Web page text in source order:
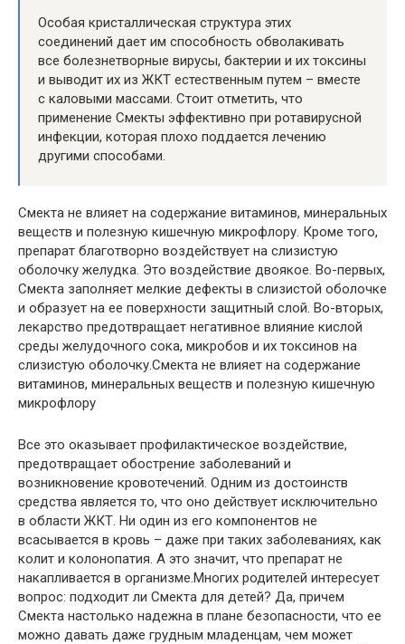
Особая кристаллическая структура этих
соединений дает им способность обволакивать
все болезнетворные вирусы, бактерии и их токсины
и выводит их из ЖКТ естественным путем – вместе
с каловыми массами. Стоит отметить, что
применение Смекты эффективно при ротавирусной
инфекции, которая плохо поддается лечению
другими способами.
Смекта не влияет на содержание витаминов, минеральных
веществ и полезную кишечную микрофлору. Кроме того,
препарат благотворно воздействует на слизистую
оболочку желудка. Это воздействие двоякое. Во-первых,
Смекта заполняет мелкие дефекты в слизистой оболочке
и образует на ее поверхности защитный слой. Во-вторых,
лекарство предотвращает негативное влияние кислой
среды желудочного сока, микробов и их токсинов на
слизистую оболочку.Смекта не влияет на содержание
витаминов, минеральных веществ и полезную кишечную
микрофлору
Все это оказывает профилактическое воздействие,
предотвращает обострение заболеваний и
возникновение кровотечений. Одним из достоинств
средства является то, что оно действует исключительно
в области ЖКТ. Ни один из его компонентов не
всасывается в кровь – даже при таких заболеваниях, как
колит и колонопатия. А это значит, что препарат не
накапливается в организме.Многих родителей интересует
вопрос: подходит ли Смекта для детей? Да, причем
Смекта настолько надежна в плане безопасности, что ее
можно давать даже грудным младенцам, чем может